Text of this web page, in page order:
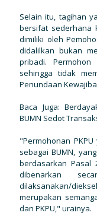
Selain itu, tagihan
bersifat sederhana
dimiliki oleh
didalilkan bukan
pribadi.
sehingga tidak
Penundaan
Baca Juga:
BUMN Sedot
"Permohonan
sebagai BUMN,
berdasarkan Pasal
dibenarkan
dilaksanakan/
merupakan
dan PKPU," urainya.